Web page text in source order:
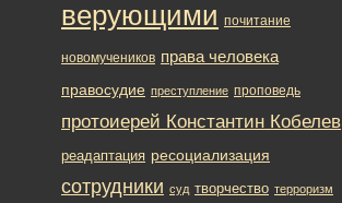
верующими почитание
новомучеников права человека
правосудие преступление проповедь
протоиерей Константин Кобелев
реадаптация ресоциализация
сотрудники суд творчество терроризм